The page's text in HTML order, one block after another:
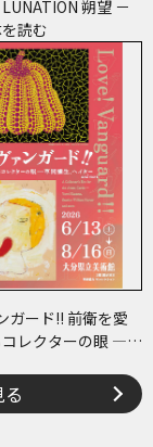
朔望 －
読む
ガード!! 前衛を愛
コレクターの眼 ―草